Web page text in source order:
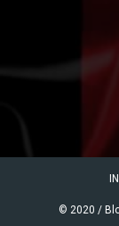
© 2020 /